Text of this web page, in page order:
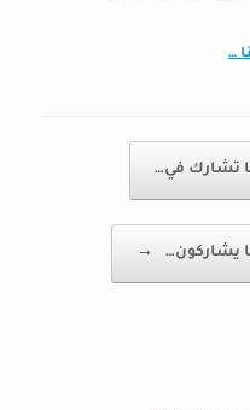
…
تشارك في…
يشاركون… →